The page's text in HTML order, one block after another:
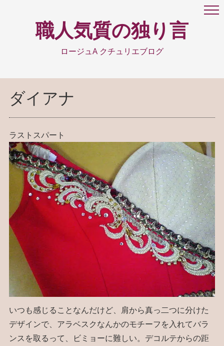
職人気質の独り言
ロージュA クチュリエブログ
ダイアナ
ラストスパート
いつも感じることなんだけど、肩から真っ二つに分けた
デザインで、アラベスクなんかのモチーフを入れてバラ
ンスを取るって、ビミョーに難しい。デコルテからの距